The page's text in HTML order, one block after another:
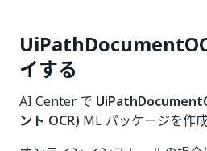
イする
AI Center で
ント OCR) ML パッケージを作成